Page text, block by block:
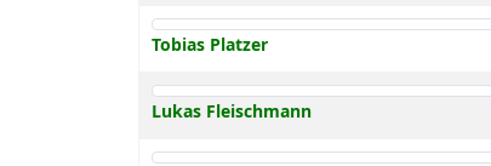
Tobias Platzer
Lukas Fleischmann